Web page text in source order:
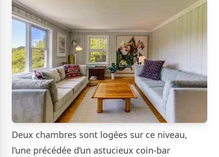
Deux chambres sont logées sur ce niveau,
l’une précédée d’un astucieux coin-bar